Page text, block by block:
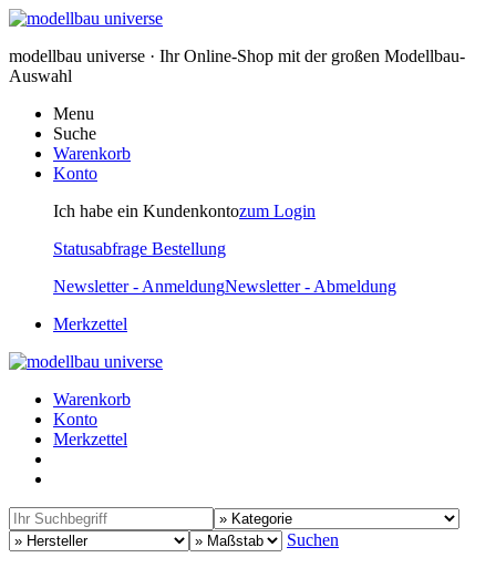
modellbau universe · Ihr Online-Shop mit der großen Modellbau-
Auswahl
Menu
Suche
Warenkorb
Konto
Ich habe ein Kundenkontozum Login
Statusabfrage Bestellung
Newsletter - AnmeldungNewsletter - Abmeldung
Merkzettel
Warenkorb
Konto
Merkzettel
Suchen